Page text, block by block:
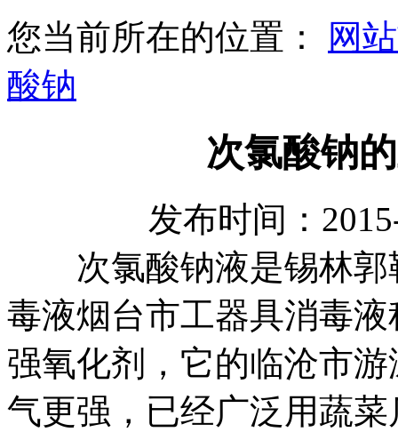
您当前所在的位置：
网
酸钠
次氯酸钠
发布时间：
次氯酸钠液是锡林郭
毒液烟台市工器具消毒液
强氧化剂，它的临沧市
气更强，已经广泛用蔬菜